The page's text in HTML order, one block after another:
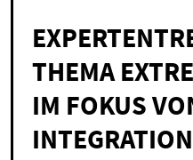
THEMA
IM FOKUS
INTEGRATION